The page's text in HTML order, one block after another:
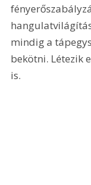
mindig a
bekötni. Létezik
is.